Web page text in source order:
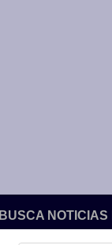
BUSCA